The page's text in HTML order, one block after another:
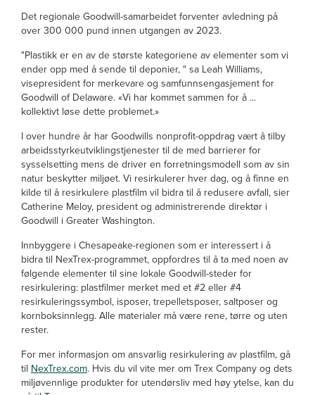
Det regionale Goodwill-samarbeidet forventer avledning på
over 300 000 pund innen utgangen av 2023.
"Plastikk er en av de største kategoriene av elementer som vi
ender opp med å sende til deponier, " sa Leah Williams,
visepresident for merkevare og samfunnsengasjement for
Goodwill of Delaware. «Vi har kommet sammen for å ...
kollektivt løse dette problemet.»
I over hundre år har Goodwills nonprofit-oppdrag vært å tilby
arbeidsstyrkeutviklingstjenester til de med barrierer for
sysselsetting mens de driver en forretningsmodell som av sin
natur beskytter miljøet. Vi resirkulerer hver dag, og å finne en
kilde til å resirkulere plastfilm vil bidra til å redusere avfall, sier
Catherine Meloy, president og administrerende direktør i
Goodwill i Greater Washington.
Innbyggere i Chesapeake-regionen som er interessert i å
bidra til NexTrex-programmet, oppfordres til å ta med noen av
følgende elementer til sine lokale Goodwill-steder for
resirkulering: plastfilmer merket med et #2 eller #4
resirkuleringssymbol, isposer, trepelletsposer, saltposer og
kornboksinnlegg. Alle materialer må være rene, tørre og uten
rester.
For mer informasjon om ansvarlig resirkulering av plastfilm, gå
til NexTrex.com. Hvis du vil vite mer om Trex Company og dets
miljøvennlige produkter for utendørsliv med høy ytelse, kan du